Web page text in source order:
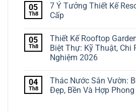
05
Th8
7 Ý Tưởng Thiết Kế
Cấp
05
Th8
Thiết Kế Rooftop
Biệt Thự: Kỹ Thuật, Chi
Nghiệm 2026
04
Th8
Thác Nước Sân Vườn:
Đẹp, Bền Và Hợp